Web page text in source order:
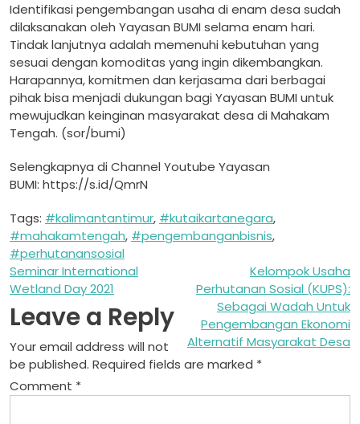
Identifikasi pengembangan usaha di enam desa sudah
dilaksanakan oleh Yayasan BUMI selama enam hari.
Tindak lanjutnya adalah memenuhi kebutuhan yang
sesuai dengan komoditas yang ingin dikembangkan.
Harapannya, komitmen dan kerjasama dari berbagai
pihak bisa menjadi dukungan bagi Yayasan BUMI untuk
mewujudkan keinginan masyarakat desa di Mahakam
Tengah. (sor/bumi)
Selengkapnya di Channel Youtube Yayasan
BUMI: https://s.id/QmrN
Tags: #kalimantantimur, #kutaikartanegara,
#mahakamtengah, #pengembanganbisnis,
#perhutanansosial
Post
navigation
Seminar International
Wetland Day 2021
Kelompok Usaha
Perhutanan Sosial (KUPS):
Sebagai Wadah Untuk
Pengembangan Ekonomi
Alternatif Masyarakat Desa
Leave a Reply
Your email address will not
be published. Required fields are marked *
Comment *